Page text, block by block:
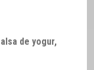
de yogur,